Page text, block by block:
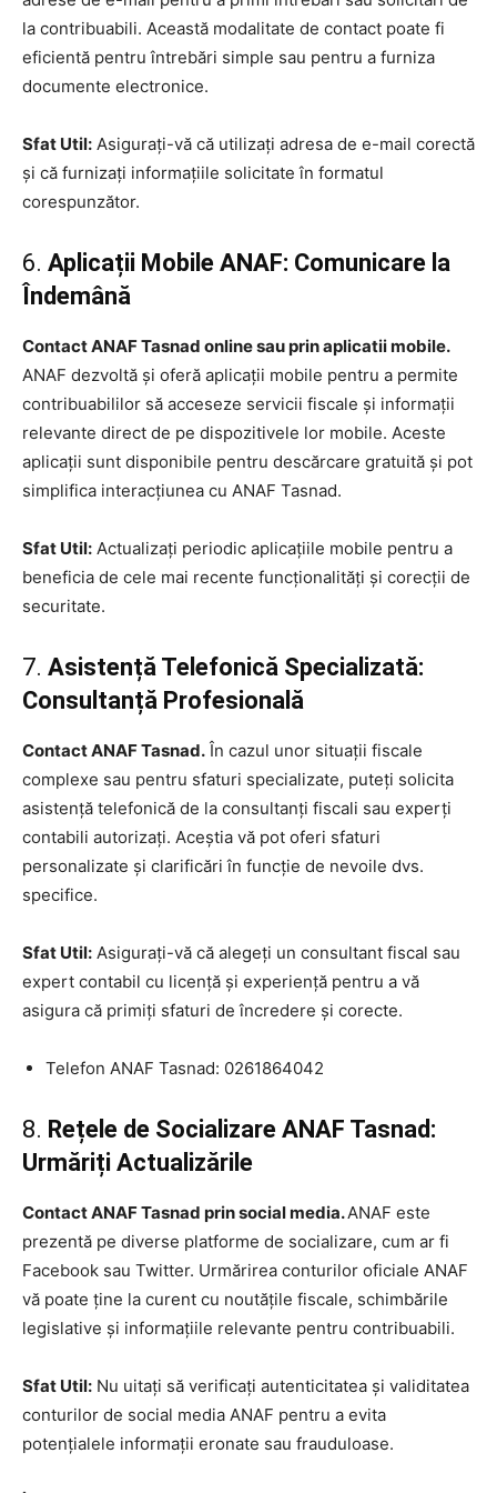
la contribuabili. Această modalitate de contact poate fi
eficientă pentru întrebări simple sau pentru a furniza
documente electronice.
Sfat Util: Asigurați-vă că utilizați adresa de e-mail corectă
și că furnizați informațiile solicitate în formatul
corespunzător.
6. Aplicații Mobile ANAF: Comunicare la
Îndemână
Contact ANAF Tasnad online sau prin aplicatii mobile.
ANAF dezvoltă și oferă aplicații mobile pentru a permite
contribuabililor să acceseze servicii fiscale și informații
relevante direct de pe dispozitivele lor mobile. Aceste
aplicații sunt disponibile pentru descărcare gratuită și pot
simplifica interacțiunea cu ANAF Tasnad.
Sfat Util: Actualizați periodic aplicațiile mobile pentru a
beneficia de cele mai recente funcționalități și corecții de
securitate.
7. Asistență Telefonică Specializată:
Consultanță Profesională
Contact ANAF Tasnad. În cazul unor situații fiscale
complexe sau pentru sfaturi specializate, puteți solicita
asistență telefonică de la consultanți fiscali sau experți
contabili autorizați. Aceștia vă pot oferi sfaturi
personalizate și clarificări în funcție de nevoile dvs.
specifice.
Sfat Util: Asigurați-vă că alegeți un consultant fiscal sau
expert contabil cu licență și experiență pentru a vă
asigura că primiți sfaturi de încredere și corecte.
Telefon ANAF Tasnad: 0261864042
8. Rețele de Socializare ANAF Tasnad:
Urmăriți Actualizările
Contact ANAF Tasnad prin social media.ANAF este
prezentă pe diverse platforme de socializare, cum ar fi
Facebook sau Twitter. Urmărirea conturilor oficiale ANAF
vă poate ține la curent cu noutățile fiscale, schimbările
legislative și informațiile relevante pentru contribuabili.
Sfat Util: Nu uitați să verificați autenticitatea și validitatea
conturilor de social media ANAF pentru a evita
potențialele informații eronate sau frauduloase.